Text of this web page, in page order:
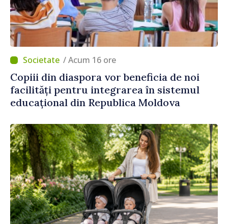
/ Acum 16 ore
Copiii din diaspora vor beneficia de noi
facilități pentru integrarea în sistemul
educațional din Republica Moldova